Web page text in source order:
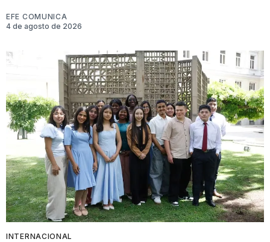
EFE COMUNICA
4 de agosto de 2026
INTERNACIONAL